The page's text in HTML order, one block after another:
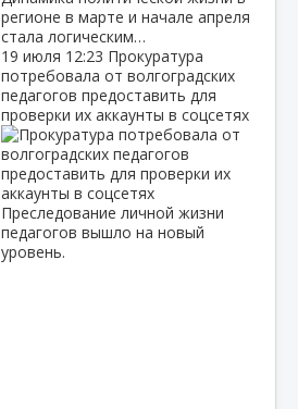
регионе в марте и начале апреля
стала логическим…
19 июля 12:23 Прокуратура
потребовала от волгоградских
педагогов предоставить для
проверки их аккаунты в соцсетях
Преследование личной жизни
педагогов вышло на новый
уровень.